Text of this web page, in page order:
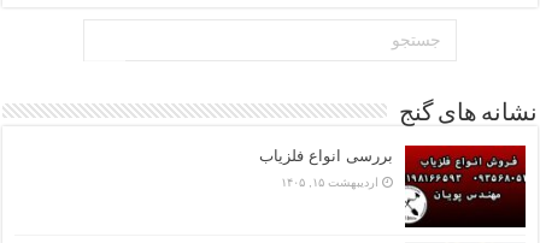
نشانه های گنج
بررسی انواع فلزیاب
اردیبهشت ۱۵, ۱۴۰۵